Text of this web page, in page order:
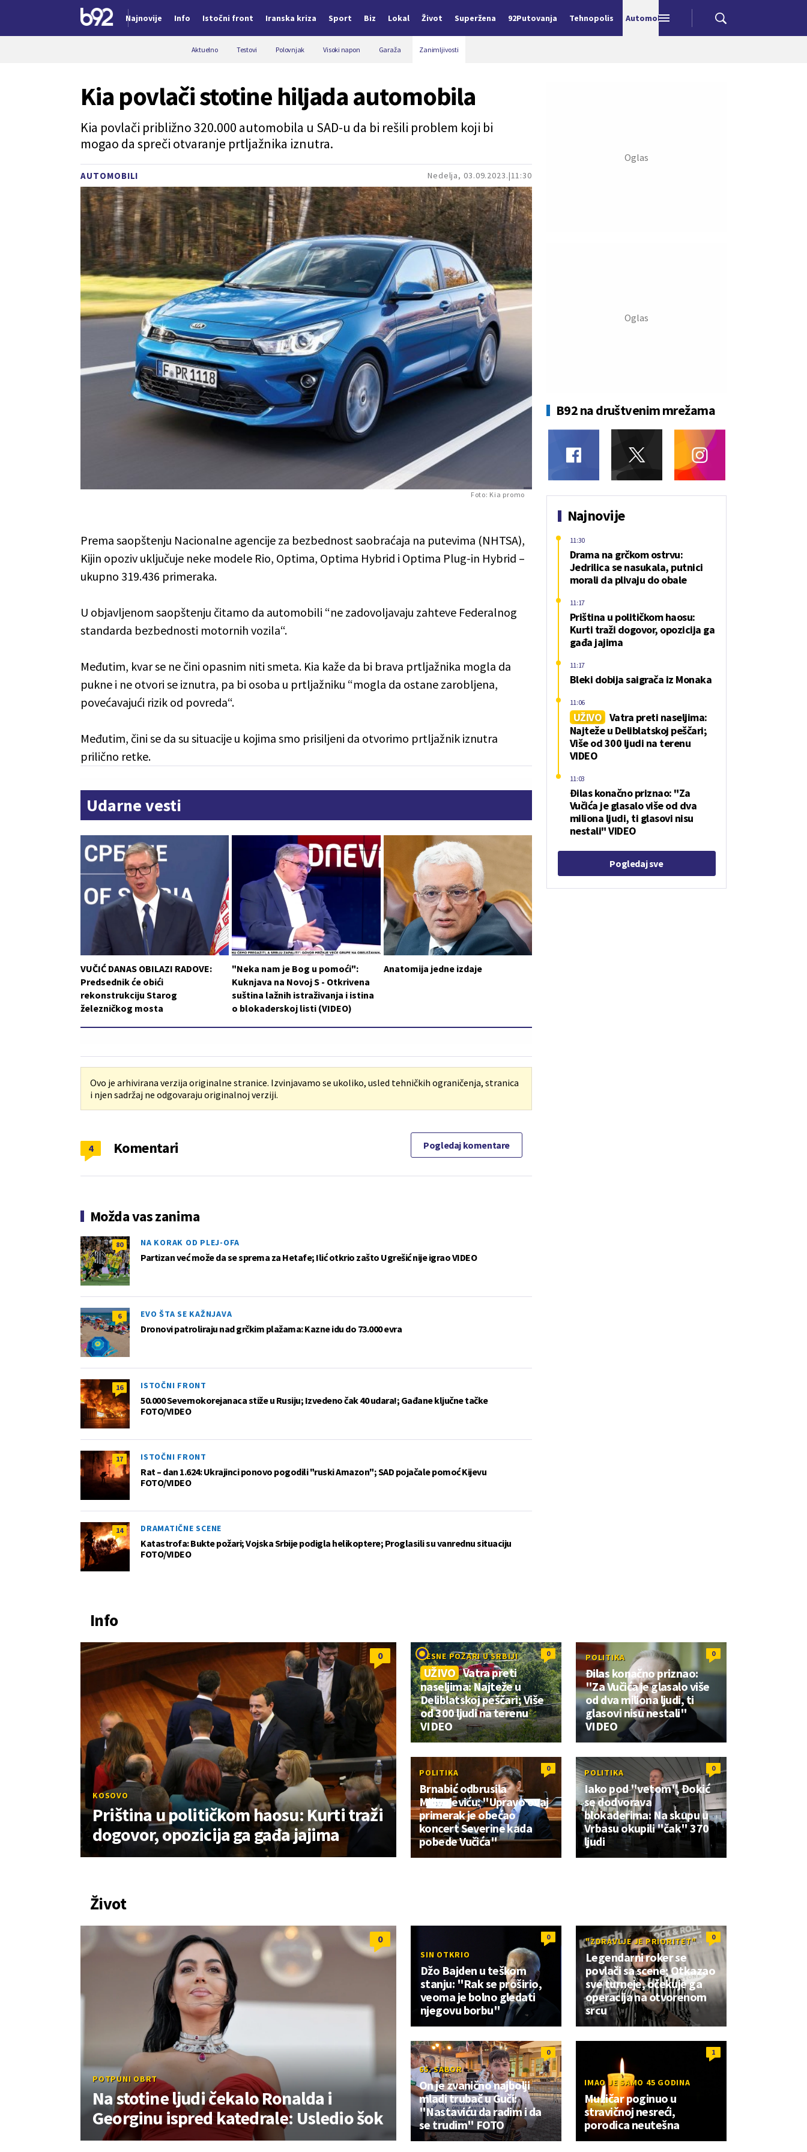
Najnovije Info Istočni front Iranska kriza Sport Biz Lokal Život Superžena 92Putovanja Tehnopolis Automobili
Aktuelno Testovi Polovnjak Visoki napon Garaža Zanimljivosti
AUTOMOBILI Nedelja, 03.09.2023. 11:30
Kia povlači stotine hiljada automobila
Kia povlači približno 320.000 automobila u SAD-u da bi rešili problem koji bi
mogao da spreči otvaranje prtljažnika iznutra.
Foto: Kia promo
Prema saopštenju Nacionalne agencije za bezbednost saobraćaja na putevima (NHTSA),
Kijin opoziv uključuje neke modele Rio, Optima, Optima Hybrid i Optima Plug-in Hybrid –
ukupno 319.436 primeraka.
U objavljenom saopštenju čitamo da automobili “ne zadovoljavaju zahteve Federalnog
standarda bezbednosti motornih vozila“.
Međutim, kvar se ne čini opasnim niti smeta. Kia kaže da bi brava prtljažnika mogla da
pukne i ne otvori se iznutra, pa bi osoba u prtljažniku “mogla da ostane zarobljena,
povećavajući rizik od povreda“.
Međutim, čini se da su situacije u kojima smo prisiljeni da otvorimo prtljažnik iznutra
prilično retke.
Udarne vesti
VUČIĆ DANAS OBILAZI RADOVE:
Predsednik će obići
rekonstrukciju Starog
železničkog mosta
"Neka nam je Bog u pomoći":
Kuknjava na Novoj S - Otkrivena
suština lažnih istraživanja i istina
o blokaderskoj listi (VIDEO)
Anatomija jedne izdaje
Ovo je arhivirana verzija originalne stranice. Izvinjavamo se ukoliko, usled tehničkih ograničenja, stranica
i njen sadržaj ne odgovaraju originalnoj verziji.
Komentari
4 Pogledaj komentare
Možda vas zanima
80 NA KORAK OD PLEJ-OFA
Partizan već može da se sprema za Hetafe; Ilić otkrio zašto Ugrešić nije igrao VIDEO
6 EVO ŠTA SE KAŽNJAVA
Dronovi patroliraju nad grčkim plažama: Kazne idu do 73.000 evra
16 ISTOČNI FRONT
50.000 Severnokorejanaca stiže u Rusiju; Izvedeno čak 40 udara!; Gađane ključne tačke
FOTO/VIDEO
17 ISTOČNI FRONT
Rat – dan 1.624: Ukrajinci ponovo pogodili "ruski Amazon"; SAD pojačale pomoć Kijevu
FOTO/VIDEO
14 DRAMATIČNE SCENE
Katastrofa: Bukte požari; Vojska Srbije podigla helikoptere; Proglasili su vanrednu situaciju
FOTO/VIDEO
B92 na društvenim mrežama
Najnovije
Drama na grčkom ostrvu:
Jedrilica se nasukala, putnici
morali da plivaju do obale
11:30
Priština u političkom haosu:
Kurti traži dogovor, opozicija ga
gađa jajima
11:17
Bleki dobija saigrača iz Monaka
11:17
UŽIVO Vatra preti naseljima:
Najteže u Deliblatskoj peščari;
Više od 300 ljudi na terenu
VIDEO
11:06
Đilas konačno priznao: "Za
Vučića je glasalo više od dva
miliona ljudi, ti glasovi nisu
nestali" VIDEO
11:03
Pogledaj sve
Info
0
KOSOVO
Priština u političkom haosu: Kurti traži
dogovor, opozicija ga gađa jajima
0
BESNE POŽARI U SRBIJI
UŽIVO Vatra preti
naseljima: Najteže u
Deliblatskoj peščari; Više
od 300 ljudi na terenu
VIDEO
0
POLITIKA
Đilas konačno priznao:
"Za Vučića je glasalo više
od dva miliona ljudi, ti
glasovi nisu nestali"
VIDEO
0
POLITIKA
Brnabić odbrusila
Milivojeviću: "Upravo ovaj
primerak je obećao
koncert Severine kada
pobede Vučića"
0
POLITIKA
Iako pod "vetom", Đokić
se dodvorava
blokaderima: Na skupu u
Vrbasu okupili "čak" 370
ljudi
Život
0
POTPUNI OBRT
Na stotine ljudi čekalo Ronalda i
Georginu ispred katedrale: Usledio šok
0
SIN OTKRIO
Džo Bajden u teškom
stanju: "Rak se proširio,
veoma je bolno gledati
njegovu borbu"
0
"ZDRAVLJE JE PRIORITET"
Legendarni roker se
povlači sa scene; Otkazao
sve turneje, očekuje ga
operacija na otvorenom
srcu
0
65. SABOR
On je zvanično najbolji
mladi trubač u Guči:
"Nastaviću da radim i da
se trudim" FOTO
1
IMAO JE SAMO 45 GODINA
Muzičar poginuo u
stravičnoj nesreći,
porodica neutešna